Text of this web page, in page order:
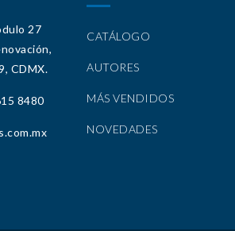
27
CDMX.
8480
CATÁLOGO
AUTORES
MÁS VENDIDOS
NOVEDADES